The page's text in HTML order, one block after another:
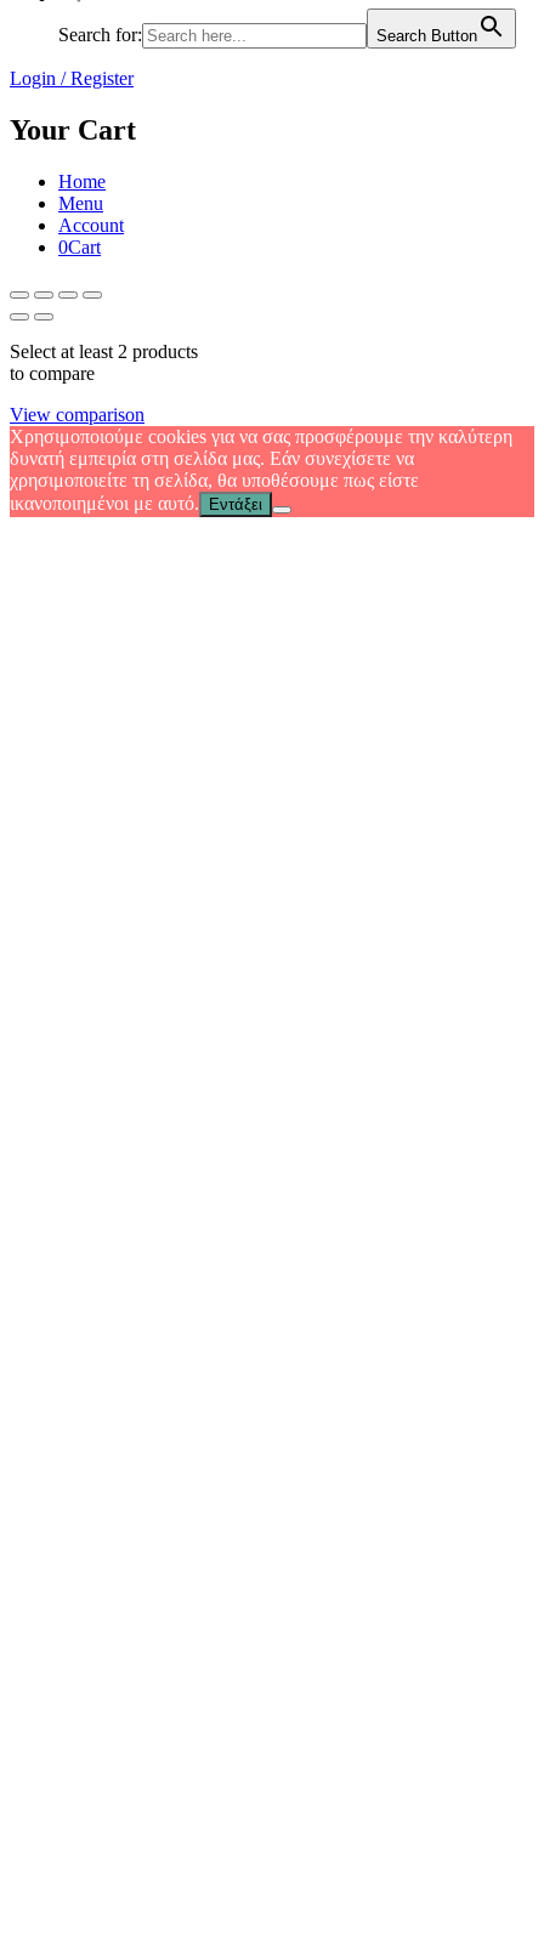
Search for: Search Button
Login / Register
Your Cart
Home
Menu
Account
0Cart
Select at least 2 products
to compare
View comparison
Χρησιμοποιούμε cookies για να σας προσφέρουμε την καλύτερη
δυνατή εμπειρία στη σελίδα μας. Εάν συνεχίσετε να
χρησιμοποιείτε τη σελίδα, θα υποθέσουμε πως είστε
ικανοποιημένοι με αυτό.
Εντάξει